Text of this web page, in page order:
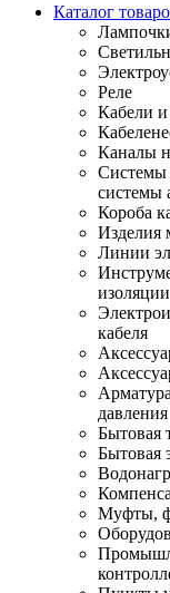
Каталог
Реле
Кабели и
Каналы
Системы
системы
Короба
Изделия
Линии
изоляции
кабеля
давления
Бытовая
Бытовая
Муфты,